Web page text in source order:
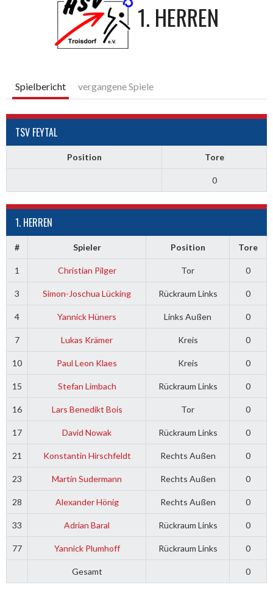
1. HERREN
Spielbericht vergangene Spiele
TSV FEYTAL
Position Tore
0
1. HERREN
# Spieler Position Tore
1 Christian Pilger Tor 0
3 Simon-Joschua Lücking Rückraum Links 0
4 Yannick Hüners Links Außen 0
7 Lukas Krämer Kreis 0
10 Paul Leon Klaes Kreis 0
15 Stefan Limbach Rückraum Links 0
16 Lars Benedikt Bois Tor 0
17 David Nowak Rückraum Links 0
21 Konstantin Hirschfeldt Rechts Außen 0
23 Martin Sudermann Rechts Außen 0
28 Alexander Hönig Rechts Außen 0
33 Adrian Baral Rückraum Links 0
77 Yannick Plumhoff Rückraum Links 0
Gesamt 0